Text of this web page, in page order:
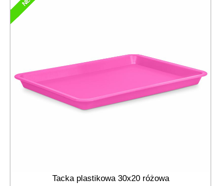
Tacka plastikowa 30x20 różowa